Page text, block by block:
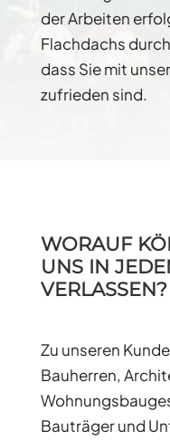
der Arbeiten
Flachdachs
dass Sie mit
zufrieden sind.
WORAUF
UNS IN
VERLASSEN?
Zu unseren
Bauherren,
Bauträger und